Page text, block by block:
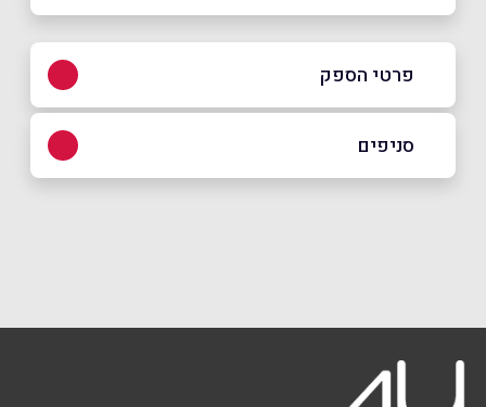
פרטי הספק
אימייל*
סניפים